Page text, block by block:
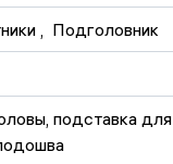
Подголовник
подставка для